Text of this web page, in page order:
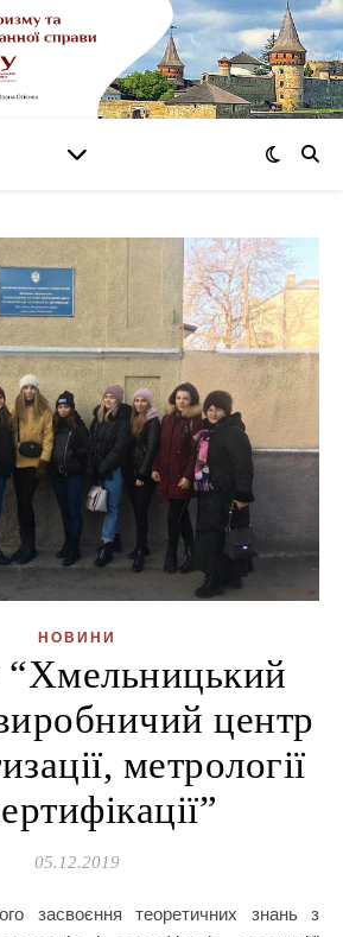
НОВИНИ
“Хмельницький
центр
метрології
05.12.2019